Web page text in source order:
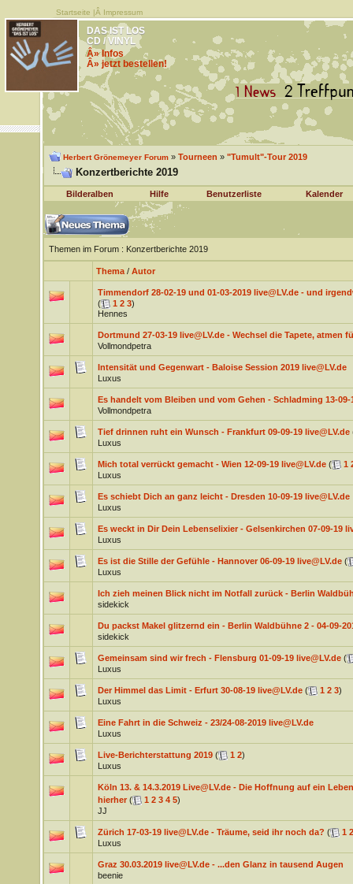
Startseite |Â Impressum
DAS IST LOS
CD / VINYL
Â» Infos
Â» jetzt bestellen!
Herbert Grönemeyer Forum» Tourneen » "Tumult"-Tour 2019
Konzertberichte 2019
Bilderalben Hilfe Benutzerliste Kalender
Themen im Forum: Konzertberichte 2019
Thema/ Autor
Timmendorf 28-02-19 und 01-03-2019 live@LV.de - und
(
1 2 3)
Hennes
Dortmund 27-03-19 live@LV.de - Wechsel die Tapete, atmen
Vollmondpetra
Intensität und Gegenwart - Baloise Session 2019 live@LV.de
Luxus
Es handelt vom Bleiben und vom Gehen - Schladming 13-09-
Vollmondpetra
Tief drinnen ruht ein Wunsch - Frankfurt 09-09-19 live@LV.de
Luxus
Mich total verrückt gemacht - Wien 12-09-19 live@LV.de ( 1
Luxus
Es schiebt Dich an ganz leicht - Dresden 10-09-19 live@LV.de
Luxus
Es weckt in Dir Dein Lebenselixier - Gelsenkirchen 07-09-19
Luxus
Es ist die Stille der Gefühle - Hannover 06-09-19 live@LV.de (
Luxus
Ich zieh meinen Blick nicht im Notfall zurück - Berlin
sidekick
Du packst Makel glitzernd ein - Berlin Waldbühne 2 - 04-09-
sidekick
Gemeinsam sind wir frech - Flensburg 01-09-19 live@LV.de (
Luxus
Der Himmel das Limit - Erfurt 30-08-19 live@LV.de ( 1 2 3)
Luxus
Eine Fahrt in die Schweiz - 23/24-08-2019 live@LV.de
Luxus
Live-Berichterstattung 2019 ( 1 2)
Luxus
Köln 13. & 14.3.2019 Live@LV.de - Die Hoffnung auf ein
hierher ( 1 2 3 4 5)
JJ
Zürich 17-03-19 live@LV.de - Träume, seid ihr noch da? ( 1 2
Luxus
Graz 30.03.2019 live@LV.de - ...den Glanz in tausend Augen
beenie